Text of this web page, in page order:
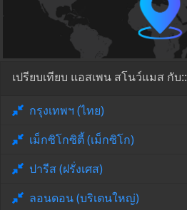
เปรียบเทียบ แอสเพน สโนว์แมส กับ::
กรุงเทพฯ (ไทย)
เม็กซิโกซิตี้ (เม็กซิโก)
ปารีส (ฝรั่งเศส)
ลอนดอน (บริเตนใหญ่)